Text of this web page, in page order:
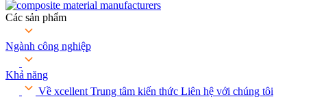
Các sản phẩm
Ngành công nghiệp
Khả năng
Về xcellent Trung tâm kiến ​​thức Liên hệ với chúng tôi